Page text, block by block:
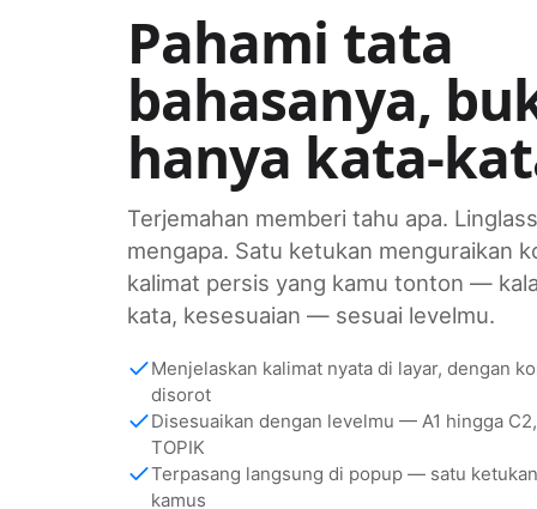
Pahami tata
bahasanya,
hanya kata-
Terjemahan memberi tahu apa.
mengapa. Satu ketukan menguraikan
kalimat persis yang kamu tonton —
kata, kesesuaian — sesuai levelmu.
Menjelaskan kalimat nyata di layar, dengan
disorot
Disesuaikan dengan levelmu — A1 hingga
TOPIK
Terpasang langsung di popup — satu
kamus